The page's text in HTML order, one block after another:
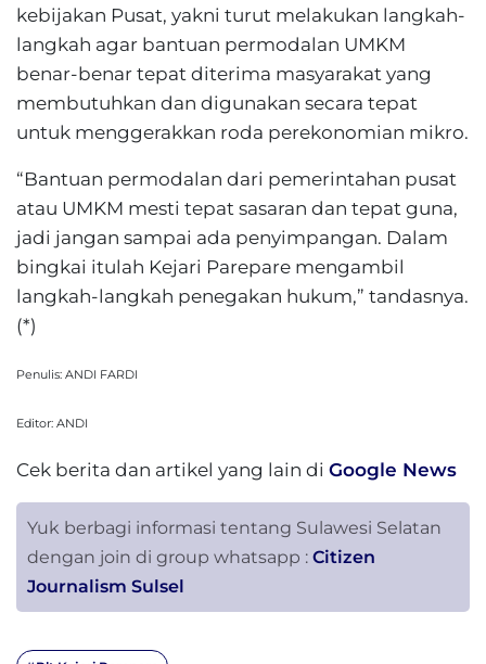
kebijakan Pusat, yakni turut melakukan langkah-
langkah agar bantuan permodalan UMKM
benar-benar tepat diterima masyarakat yang
membutuhkan dan digunakan secara tepat
untuk menggerakkan roda perekonomian mikro.
“Bantuan permodalan dari pemerintahan pusat
atau UMKM mesti tepat sasaran dan tepat guna,
jadi jangan sampai ada penyimpangan. Dalam
bingkai itulah Kejari Parepare mengambil
langkah-langkah penegakan hukum,” tandasnya.
(*)
Penulis: ANDI FARDI
Editor: ANDI
Cek berita dan artikel yang lain di Google News
Yuk berbagi informasi tentang Sulawesi Selatan
dengan join di group whatsapp : Citizen
Journalism Sulsel